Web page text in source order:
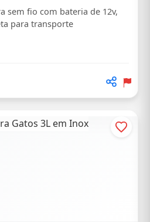
sem fio com bateria de 12v,
para transporte